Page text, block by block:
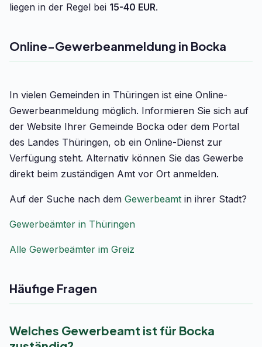
liegen in der Regel bei 15-40 EUR.
Online-Gewerbeanmeldung in Bocka
In vielen Gemeinden in Thüringen ist eine Online-
Gewerbeanmeldung möglich. Informieren Sie sich auf
der Website Ihrer Gemeinde Bocka oder dem Portal
des Landes Thüringen, ob ein Online-Dienst zur
Verfügung steht. Alternativ können Sie das Gewerbe
direkt beim zuständigen Amt vor Ort anmelden.
Auf der Suche nach dem Gewerbeamt in ihrer Stadt?
Gewerbeämter in Thüringen
Alle Gewerbeämter im Greiz
Häufige Fragen
Welches Gewerbeamt ist für Bocka